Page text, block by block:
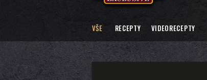
VŠE RECEPTY VIDEORECEPTY